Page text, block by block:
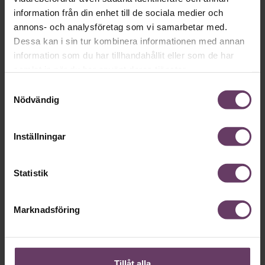
information från din enhet till de sociala medier och
annons- och analysföretag som vi samarbetar med.
Dessa kan i sin tur kombinera informationen med annan
information som du har tillhandahållit eller som de har
Nödvändig
Inställningar
Statistik
Marknadsföring
Så motverkar du din ensamhet som
chef
Det är ensamt på toppen brukar det heta. Särskilt drabbade
är nyblivna chefer, som efter pandemin har det än svårare än